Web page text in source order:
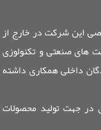
این شرکت در خارج از
های صنعتی و تکنولوزی
داخلی همکاری داشته
در جهت تولید محصولات